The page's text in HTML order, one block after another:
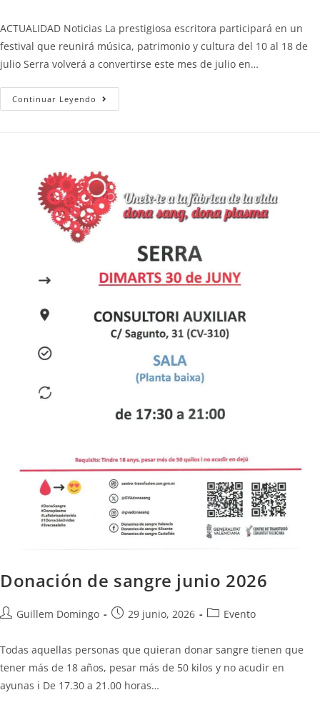
ACTUALIDAD Noticias La prestigiosa escritora participará en un
festival que reunirá música, patrimonio y cultura del 10 al 18 de
julio Serra volverá a convertirse este mes de julio en…
Continuar Leyendo
Donación de sangre junio 2026
Guillem Domingo 29 junio, 2026 Evento
Todas aquellas personas que quieran donar sangre tienen que
tener más de 18 años, pesar más de 50 kilos y no acudir en
ayunas ℹ️ De 17.30 a 21.00 horas…